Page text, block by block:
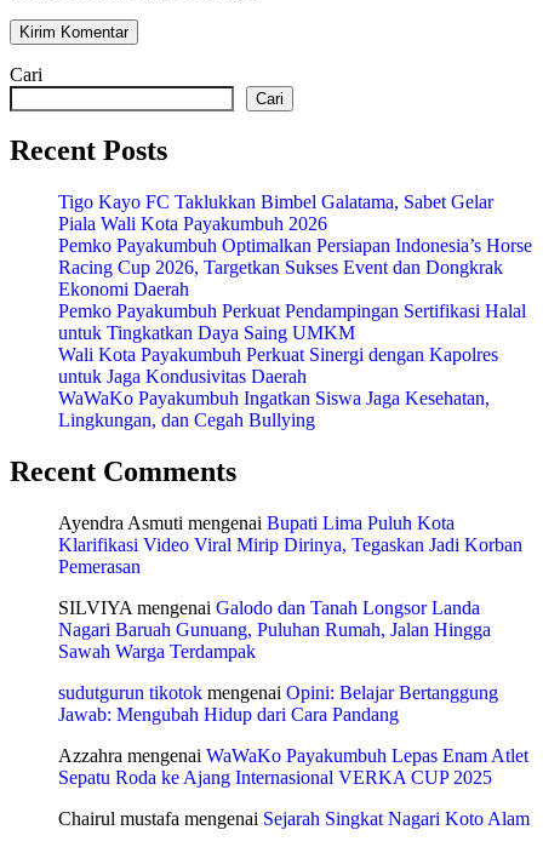
Cari
Cari
Recent Posts
Tigo Kayo FC Taklukkan Bimbel Galatama, Sabet Gelar
Piala Wali Kota Payakumbuh 2026
Pemko Payakumbuh Optimalkan Persiapan Indonesia’s Horse
Racing Cup 2026, Targetkan Sukses Event dan Dongkrak
Ekonomi Daerah
Pemko Payakumbuh Perkuat Pendampingan Sertifikasi Halal
untuk Tingkatkan Daya Saing UMKM
Wali Kota Payakumbuh Perkuat Sinergi dengan Kapolres
untuk Jaga Kondusivitas Daerah
WaWaKo Payakumbuh Ingatkan Siswa Jaga Kesehatan,
Lingkungan, dan Cegah Bullying
Recent Comments
Ayendra Asmuti mengenai Bupati Lima Puluh Kota
Klarifikasi Video Viral Mirip Dirinya, Tegaskan Jadi Korban
Pemerasan
SILVIYA mengenai Galodo dan Tanah Longsor Landa
Nagari Baruah Gunuang, Puluhan Rumah, Jalan Hingga
Sawah Warga Terdampak
sudutgurun tikotok mengenai Opini: Belajar Bertanggung
Jawab: Mengubah Hidup dari Cara Pandang
Azzahra mengenai WaWaKo Payakumbuh Lepas Enam Atlet
Sepatu Roda ke Ajang Internasional VERKA CUP 2025
Chairul mustafa mengenai Sejarah Singkat Nagari Koto Alam